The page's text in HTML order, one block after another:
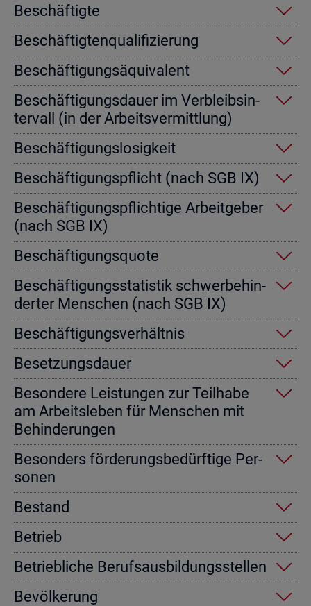
Be­schäf­tig­te
Be­schäf­tig­ten­qua­li­fi­zie­rung
Be­schäf­ti­gungs­äqui­va­lent
Be­schäf­ti­gungs­dau­er im Ver­bleibs­in­
ter­vall (in der Ar­beits­ver­mitt­lung)
Be­schäf­ti­gungs­lo­sig­keit
Be­schäf­ti­gungs­pflicht (nach SGB IX)
Be­schäf­ti­gungs­pflich­ti­ge Ar­beit­ge­ber
(nach SGB IX)
Be­schäf­ti­gungs­quo­te
Be­schäf­ti­gungs­sta­tis­tik schwer­be­hin­
der­ter Men­schen (nach SGB IX)
Be­schäf­ti­gungs­ver­hält­nis
Be­set­zungs­dau­er
Be­son­de­re Leis­tun­gen zur Teil­ha­be
am Ar­beits­le­ben für Men­schen mit
Be­hin­de­run­gen
Be­son­ders för­de­rungs­be­dürf­ti­ge Per­
so­nen
Be­stand
Be­trieb
Be­trieb­li­che Be­rufs­aus­bil­dungs­stel­len
Be­völ­ke­rung